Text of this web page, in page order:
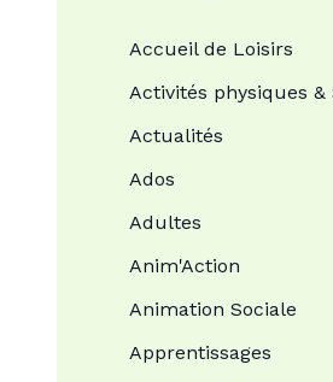
Accueil de Loisirs
Activités physiques &
Actualités
Ados
Adultes
Anim'Action
Animation Sociale
Apprentissages